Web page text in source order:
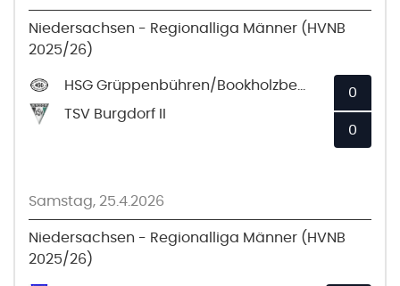
Niedersachsen - Regionalliga Männer (HVNB
2025/26)
TSV Burgdorf II
0
0
Samstag, 25.4.2026
Niedersachsen - Regionalliga Männer (HVNB
2025/26)